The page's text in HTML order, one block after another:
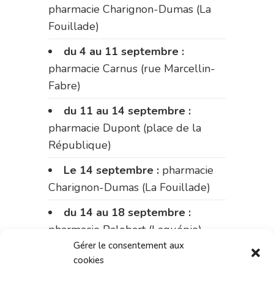
Gérer le consentement aux
cookies
pharmacie Charignon-Dumas (La
Fouillade)
du 4 au 11 septembre :
pharmacie Carnus (rue Marcellin-
Fabre)
du 11 au 14 septembre :
pharmacie Dupont (place de la
République)
Le 14 septembre : pharmacie
Charignon-Dumas (La Fouillade)
du 14 au 18 septembre :
pharmacie Palobart (Laguépie)
du 18 au 25 septembre :